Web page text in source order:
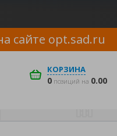
сайте opt.sad.ru
КОРЗИНА
0 позиций на 0.00